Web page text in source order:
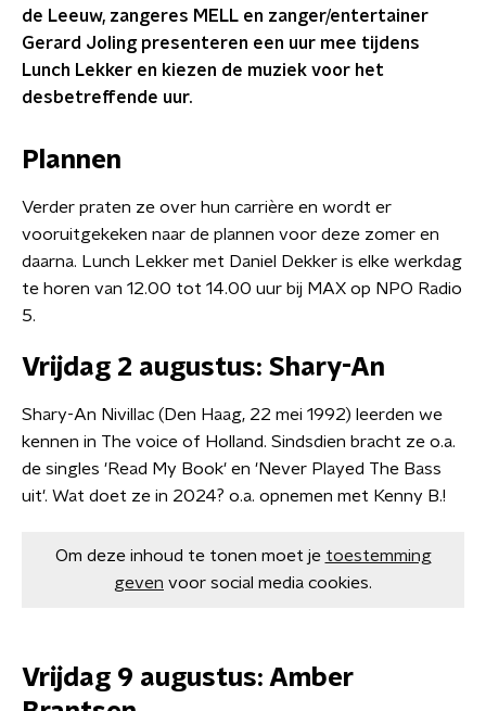
de Leeuw, zangeres MELL en zanger/entertainer
Gerard Joling presenteren een uur mee tijdens
Lunch Lekker en kiezen de muziek voor het
desbetreffende uur.
Plannen
Verder praten ze over hun carrière en wordt er
vooruitgekeken naar de plannen voor deze zomer en
daarna. Lunch Lekker met Daniel Dekker is elke werkdag
te horen van 12.00 tot 14.00 uur bij MAX op NPO Radio
5.
Vrijdag 2 augustus: Shary-An
Shary-An Nivillac (Den Haag, 22 mei 1992) leerden we
kennen in The voice of Holland. Sindsdien bracht ze o.a.
de singles 'Read My Book' en 'Never Played The Bass
uit'. Wat doet ze in 2024? o.a. opnemen met Kenny B.!
Om deze inhoud te tonen moet je toestemming
geven voor social media cookies.
Vrijdag 9 augustus: Amber